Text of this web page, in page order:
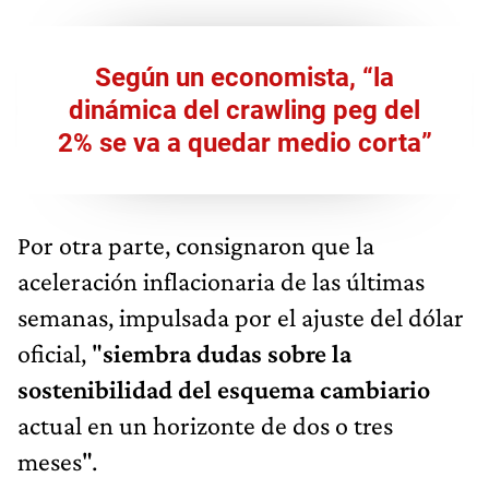
Según un economista, “la
dinámica del crawling peg del
2% se va a quedar medio corta”
Por otra parte, consignaron que la
aceleración inflacionaria de las últimas
semanas, impulsada por el ajuste del dólar
oficial, "siembra dudas sobre la
sostenibilidad del esquema cambiario
actual en un horizonte de dos o tres
meses".